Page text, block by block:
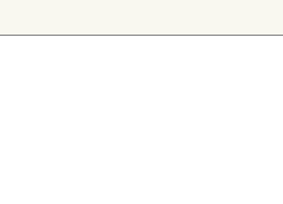
a decoración. Visítanos, ¡te